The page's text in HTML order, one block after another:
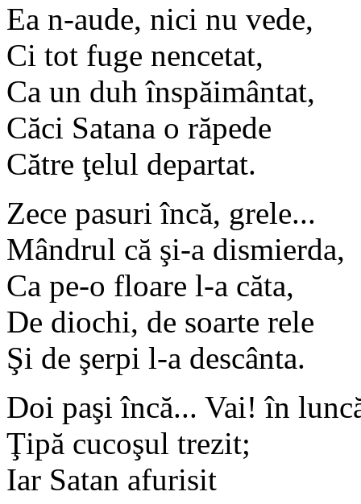
Ea n-aude, nici nu vede,
Ci tot fuge nencetat,
Ca un duh înspăimântat,
Căci Satana o răpede
Către ţelul departat.
Zece pasuri încă, grele...
Mândrul că şi-a dismierda,
Ca pe-o floare l-a căta,
De diochi, de soarte rele
Şi de şerpi l-a descânta.
Doi paşi încă... Vai! în
Ţipă cucoşul trezit;
Iar Satan afurisit